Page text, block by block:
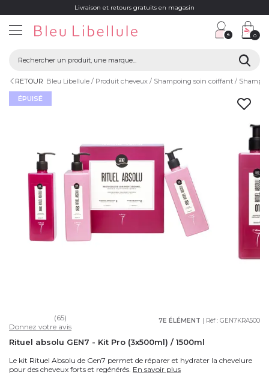
Livraison et retours gratuits en magasin
0
RETOUR Bleu Libellule Produit cheveux Shampoing soin coiffant
ÉPUISÉ
7E ÉLÉMENT | Réf : GEN7KRA500
(65)
Donnez votre avis
Rituel absolu GEN7 - Kit Pro (3x500ml) / 1500ml
Le kit Rituel Absolu de Gen7 permet de réparer et hydrater la chevelure
pour des cheveux forts et regénérés. En savoir plus